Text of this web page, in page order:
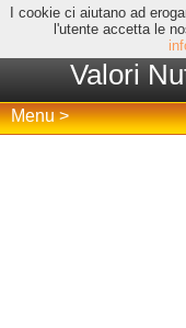
I cookie ci aiutano ad
l'utente accetta le
Valori
Menu >